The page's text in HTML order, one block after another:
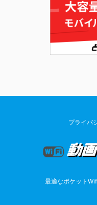
プライバ
最適なポケット